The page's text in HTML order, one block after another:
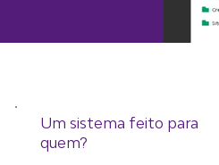
Um sistema feito para
quem?